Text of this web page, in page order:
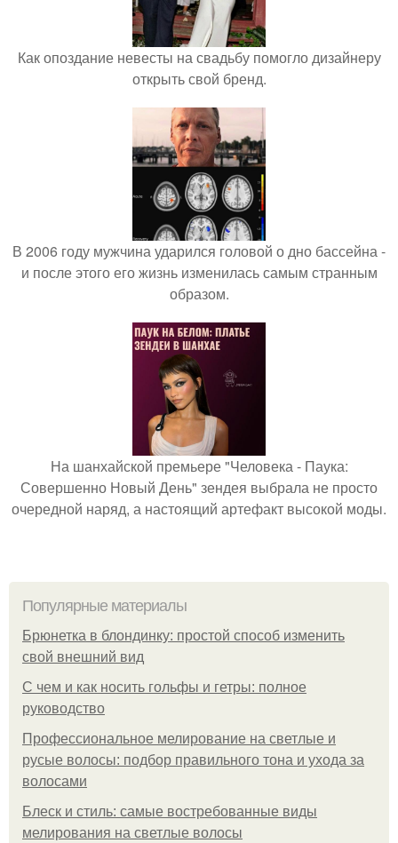
Как опоздание невесты на свадьбу помогло дизайнеру
открыть свой бренд.
В 2006 году мужчина ударился головой о дно бассейна -
и после этого его жизнь изменилась самым странным
образом.
На шанхайской премьере "Человека - Паука:
Совершенно Новый День" зендея выбрала не просто
очередной наряд, а настоящий артефакт высокой моды.
Популярные материалы
Брюнетка в блондинку: простой способ изменить
свой внешний вид
С чем и как носить гольфы и гетры: полное
руководство
Профессиональное мелирование на светлые и
русые волосы: подбор правильного тона и ухода за
волосами
Блеск и стиль: самые востребованные виды
мелирования на светлые волосы